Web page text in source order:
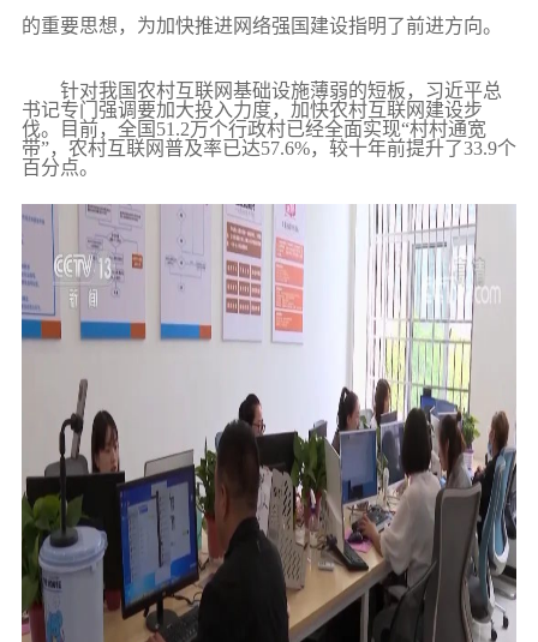
的重要思想，为加快推进网络强国建设指明了前进方向。
针对我国农村互联网基础设施薄弱的短板，习近平总
书记专门强调要加大投入力度，加快农村互联网建设步
伐。目前，全国51.2万个行政村已经全面实现“村村通宽
带”，农村互联网普及率已达57.6%，较十年前提升了33.9个
百分点。